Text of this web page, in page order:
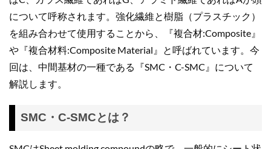
について呼称されます。強化繊維と樹脂（プラスチック）
を組み合わせて使用することから、『複合材:Composite』
や『複合材料:Composite Material』と呼ばれています。今
回は、中間基材の一種である『SMC・C-SMC』について
解説します。
SMC・C-SMCとは？